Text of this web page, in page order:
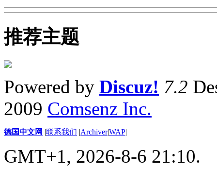
推荐主题
Powered by Discuz! 7.2
2009 Comsenz Inc.
德国中文网 |联系我们 |Archiver|WAP|
GMT+1, 2026-8-6 21:10.